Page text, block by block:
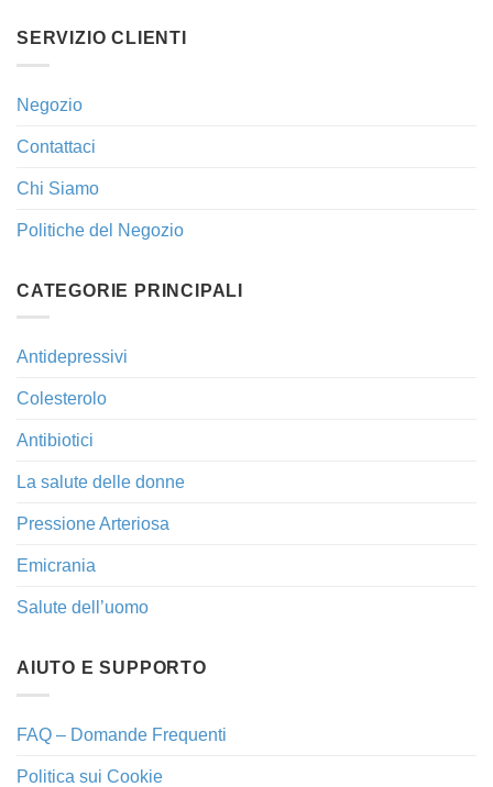
SERVIZIO CLIENTI
Negozio
Contattaci
Chi Siamo
Politiche del Negozio
CATEGORIE PRINCIPALI
Antidepressivi
Colesterolo
Antibiotici
La salute delle donne
Pressione Arteriosa
Emicrania
Salute dell’uomo
AIUTO E SUPPORTO
FAQ – Domande Frequenti
Politica sui Cookie